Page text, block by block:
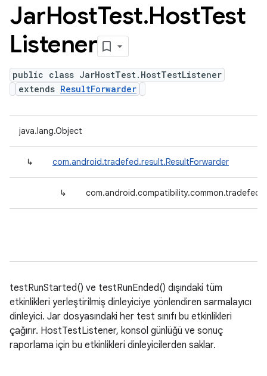
JarHostTest.HostTest
Listener
public class JarHostTest.HostTestListener
extends ResultForwarder
java.lang.Object
↳ com.android.tradefed.result.ResultForwarder
↳
testRunStarted() ve testRunEnded() dışındaki tüm
etkinlikleri yerleştirilmiş dinleyiciye yönlendiren sarmalayıcı
dinleyici. Jar dosyasındaki her test sınıfı bu etkinlikleri
çağırır. HostTestListener, konsol günlüğü ve sonuç
raporlama için bu etkinlikleri dinleyicilerden saklar.